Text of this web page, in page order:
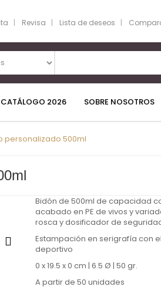
Revisa Lista de deseos
CATÁLOGO 2026 SOBRE NOSOTROS
personalizado 500ml
Bidón de 500ml de capacidad
acabado en PE de vivos y
rosca y dosificador de
Estampación en serigrafía con
deportivo
0 x 19.5 x 0 cm | 6.5 Ø | 50 gr.
A partir de 50 unidades